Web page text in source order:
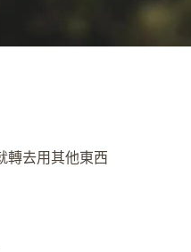
轉去用其他東西